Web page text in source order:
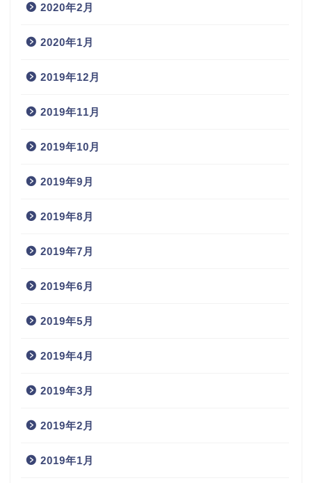
2020年2月
2020年1月
2019年12月
2019年11月
2019年10月
2019年9月
2019年8月
2019年7月
2019年6月
2019年5月
2019年4月
2019年3月
2019年2月
2019年1月